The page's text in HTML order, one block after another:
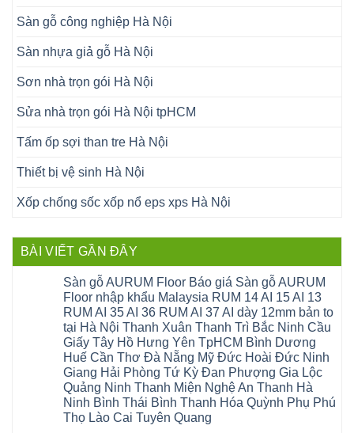
Sàn gỗ công nghiệp Hà Nội
Sàn nhựa giả gỗ Hà Nội
Sơn nhà trọn gói Hà Nội
Sửa nhà trọn gói Hà Nội tpHCM
Tấm ốp sợi than tre Hà Nội
Thiết bị vệ sinh Hà Nội
Xốp chống sốc xốp nổ eps xps Hà Nội
BÀI VIẾT GẦN ĐÂY
Sàn gỗ AURUM Floor Báo giá Sàn gỗ AURUM
Floor nhập khẩu Malaysia RUM 14 AI 15 AI 13
RUM AI 35 AI 36 RUM AI 37 AI dày 12mm bản to
tại Hà Nội Thanh Xuân Thanh Trì Bắc Ninh Cầu
Giấy Tây Hồ Hưng Yên TpHCM Bình Dương
Huế Cần Thơ Đà Nẵng Mỹ Đức Hoài Đức Ninh
Giang Hải Phòng Tứ Kỳ Đan Phượng Gia Lộc
Quảng Ninh Thanh Miện Nghệ An Thanh Hà
Ninh Bình Thái Bình Thanh Hóa Quỳnh Phụ Phú
Thọ Lào Cai Tuyên Quang